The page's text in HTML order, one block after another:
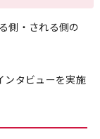
側・される側の
ンタビューを実施